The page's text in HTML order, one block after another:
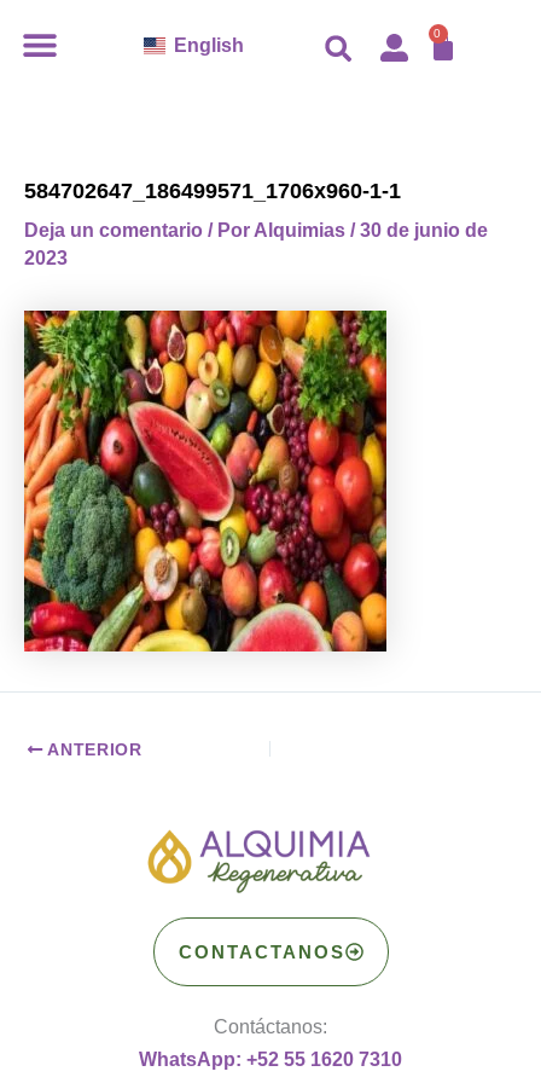
English 0
584702647_186499571_1706x960-1-1
Deja un comentario / Por Alquimias /30 de junio de
2023
ANTERIOR
CONTACTANOS
Contáctanos:
WhatsApp: +52 55 1620 7310